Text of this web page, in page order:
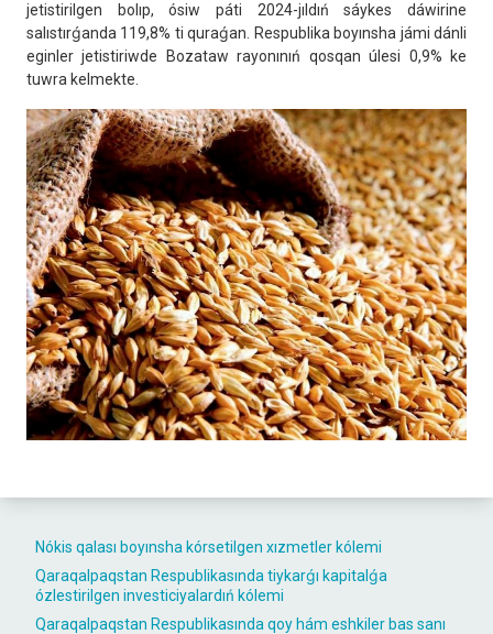
Nókis qalası boyınsha kórsetilgen xızmetler kólemi
Qaraqalpaqstan Respublikasında tiykarǵı kapitalǵa
ózlestirilgen investiciyalardıń kólemi
Qaraqalpaqstan Respublikasında qoy hám eshkiler bas sanı
jetistirilgen bolıp, ósiw páti 2024-jıldıń sáykes dáwirine
salıstırǵanda 119,8% ti quraǵan. Respublika boyınsha jámi dánli
eginler jetistiriwde Bozataw rayonınıń qosqan úlesi 0,9% ke
tuwra kelmekte.